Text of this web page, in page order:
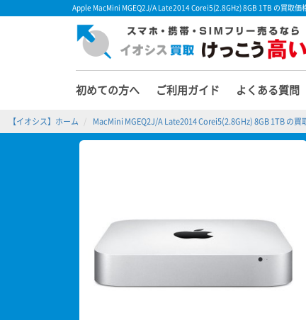
Apple MacMini MGEQ2J/A Late2014 Corei5(2.8GHz) 8GB 1TB の買取価
初めての方へ ご利用ガイド よくある質問
【イオシス】ホーム MacMini MGEQ2J/A Late2014 Corei5(2.8GHz) 8GB 1TB の買